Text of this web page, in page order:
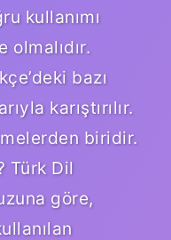
kullanımı
bazı
karıştırılır.
biridir.
Türk Dil
göre,